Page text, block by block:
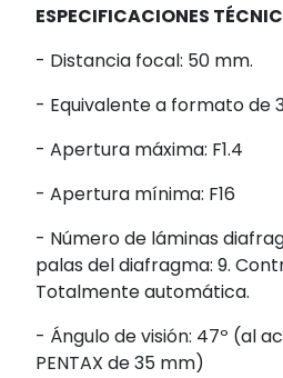
ESPECIFICACIONES
- Distancia focal: 50 mm.
- Equivalente a formato de
- Apertura máxima: F1.4
- Apertura mínima: F16
- Número de láminas
palas del diafragma: 9.
Totalmente automática.
- Ángulo de visión: 47º (al
PENTAX de 35 mm)